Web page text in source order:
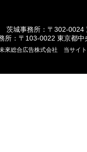
茨城事務所：〒302-0024
所：〒103-0022 東京都
來総合広告株式会社 当サイ